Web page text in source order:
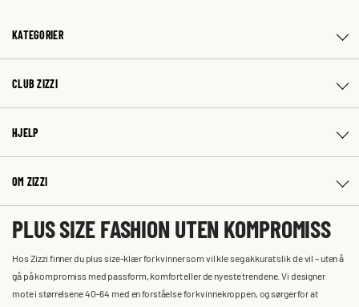
KATEGORIER
CLUB ZIZZI
HJELP
OM ZIZZI
PLUS SIZE FASHION UTEN KOMPROMISS
Hos Zizzi finner du plus size-klær for kvinner som vil kle seg akkurat slik de vil – uten å
gå på kompromiss med passform, komfort eller de nyeste trendene. Vi designer
mote i størrelsene 40–64 med en forståelse for kvinnekroppen, og sørger for at